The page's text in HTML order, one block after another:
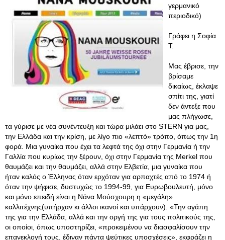
γερμανικό
περιοδικό)
Γράφει η Σοφία
Τ.
Μας έβρισε, την
βρίσαμε
δικαίως, έκλαψε
σπίτι της, γιατί
δεν άντεξε που
μας πλήγωσε,
τα γύρισε με νέα συνέντευξη και τώρα μιλάει στο STERN για μας,
την Ελλάδα και την κρίση, με λίγο πιο «λεπτό» τρόπο, όπως την 1η
φορά. Μια γυναίκα που έχει τα λεφτά της όχι στην Γερμανία ή την
Γαλλία που κυρίως την ξέρουν, όχι στην Γερμανία της Merkel που
θαυμάζει και την θαυμάζει, αλλά στην Ελβετία, μια γυναίκα που
ήταν καλός ο Έλληνας όταν ερχόταν για αρπαχτές από το 1974 ή
όταν την ψήφισε, δυστυχώς το 1994-99, για Ευρωβουλευτή, μόνο
και μόνο επειδή είναι η Νάνα Μούσχουρη η «μεγάλη»
καλλιτέχνης(υπήρχαν κι άλλοι ικανοί και υπάρχουν). «Την αγάπη
της για την Ελλάδα, αλλά και την οργή της για τους πολιτικούς της,
οι οποίοι, όπως υποστηρίζει, «προκειμένου να διασφαλίσουν την
επανεκλογή τους, έδιναν πάντα ψεύτικες υποσχέσεις», εκφράζει η